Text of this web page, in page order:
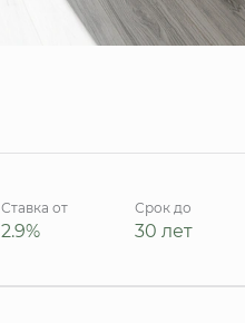
Ставка от
2.9%
Срок до
30 лет